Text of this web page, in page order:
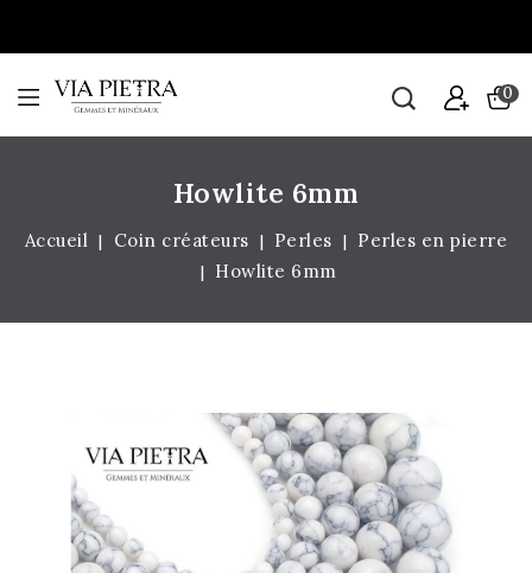
0
Howlite 6mm
Accueil Coin créateurs Perles
Perles en pierre
Howlite 6mm